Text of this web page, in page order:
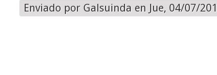
Enviado por Galsuinda en Jue, 04/07/